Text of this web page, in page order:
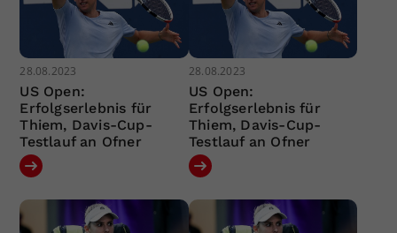
28.08.2023
US Open:
Erfolgserlebnis für
Thiem, Davis-Cup-
Testlauf an Ofner
28.08.2023
US Open:
Erfolgserlebnis für
Thiem, Davis-Cup-
Testlauf an Ofner